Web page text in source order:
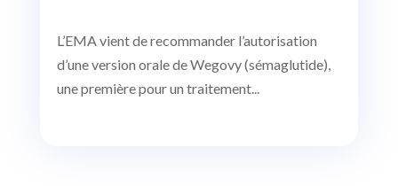
L’EMA vient de recommander l’autorisation
d’une version orale de Wegovy (sémaglutide),
une première pour un traitement...